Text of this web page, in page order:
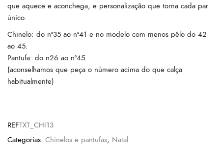
que aquece e aconchega, e personalização que torna cada par
único.
Chinelo: do nº35 ao nº41 e no modelo com menos pêlo do 42
ao 45.
Pantufa: do n26 ao nº45.
(aconselhamos que peça o número acima do que calça
habitualmente)
REFTXT_CHI13
Categorias: Chinelos e pantufas, Natal